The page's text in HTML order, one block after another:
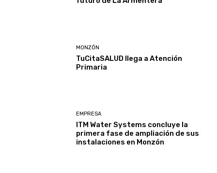
MONZÓN
TuCitaSALUD llega a Atención
Primaria
EMPRESA
ITM Water Systems concluye la
primera fase de ampliación de sus
instalaciones en Monzón